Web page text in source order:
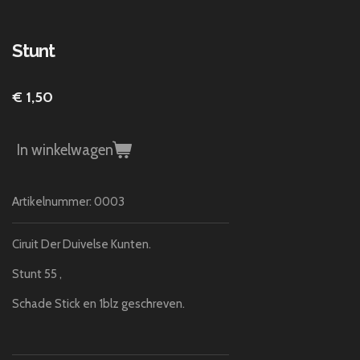
Stunt
€ 1,50
In winkelwagen
Artikelnummer: 0003
Ciruit Der Duivelse Kunten.
Stunt 55 ,
Schade Stick en 1blz geschreven.